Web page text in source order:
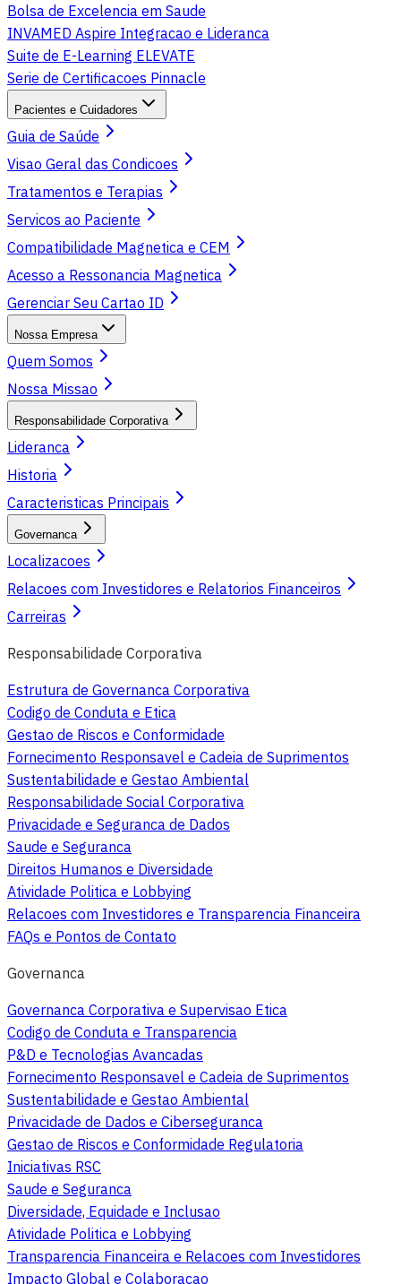
Bolsa de Excelencia em Saude
INVAMED Aspire Integracao e Lideranca
Suite de E-Learning ELEVATE
Serie de Certificacoes Pinnacle
Pacientes e Cuidadores
Guia de Saúde
Visao Geral das Condicoes
Tratamentos e Terapias
Servicos ao Paciente
Compatibilidade Magnetica e CEM
Acesso a Ressonancia Magnetica
Gerenciar Seu Cartao ID
Nossa Empresa
Quem Somos
Nossa Missao
Responsabilidade Corporativa
Lideranca
Historia
Caracteristicas Principais
Governanca
Localizacoes
Relacoes com Investidores e Relatorios Financeiros
Carreiras
Responsabilidade Corporativa
Estrutura de Governanca Corporativa
Codigo de Conduta e Etica
Gestao de Riscos e Conformidade
Fornecimento Responsavel e Cadeia de Suprimentos
Sustentabilidade e Gestao Ambiental
Responsabilidade Social Corporativa
Privacidade e Seguranca de Dados
Saude e Seguranca
Direitos Humanos e Diversidade
Atividade Politica e Lobbying
Relacoes com Investidores e Transparencia Financeira
FAQs e Pontos de Contato
Governanca
Governanca Corporativa e Supervisao Etica
Codigo de Conduta e Transparencia
P&D e Tecnologias Avancadas
Fornecimento Responsavel e Cadeia de Suprimentos
Sustentabilidade e Gestao Ambiental
Privacidade de Dados e Ciberseguranca
Gestao de Riscos e Conformidade Regulatoria
Iniciativas RSC
Saude e Seguranca
Diversidade, Equidade e Inclusao
Atividade Politica e Lobbying
Transparencia Financeira e Relacoes com Investidores
Impacto Global e Colaboracao